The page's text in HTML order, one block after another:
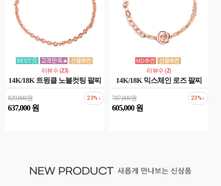
리뷰수 (23)
14K/18K 트윙클 노블컷팅 팔찌
829,000원
637,000 원
23%↓
리뷰수 (2)
14K/18K 믹스체인 로즈 팔찌
787,000원
605,000 원
23%↓